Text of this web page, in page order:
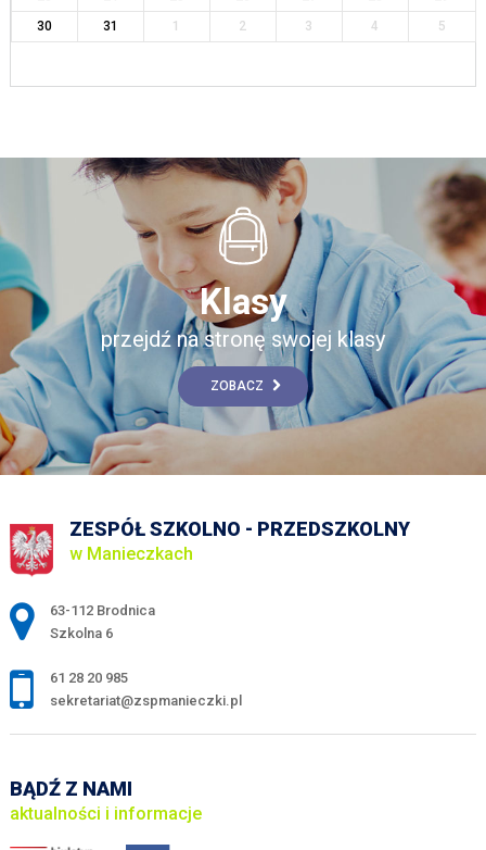
30
31 1 2 3 4 5
Klasy
przejdź na stronę swojej klasy
ZOBACZ
ZESPÓŁ SZKOLNO - PRZEDSZKOLNY
w Manieczkach
Adres pocztowy:
63-112 Brodnica
Szkolna 6
61 28 20 985
sekretariat@zspmanieczki.pl
BĄDŹ Z NAMI
aktualności i informacje